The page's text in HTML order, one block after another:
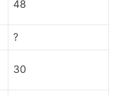
48
?
30